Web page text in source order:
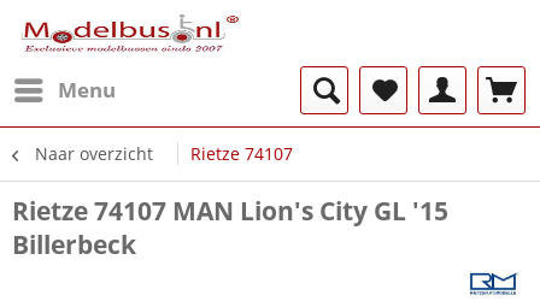
Menu
Naar overzicht Rietze 74107
Rietze 74107 MAN Lion's City GL '15
Billerbeck